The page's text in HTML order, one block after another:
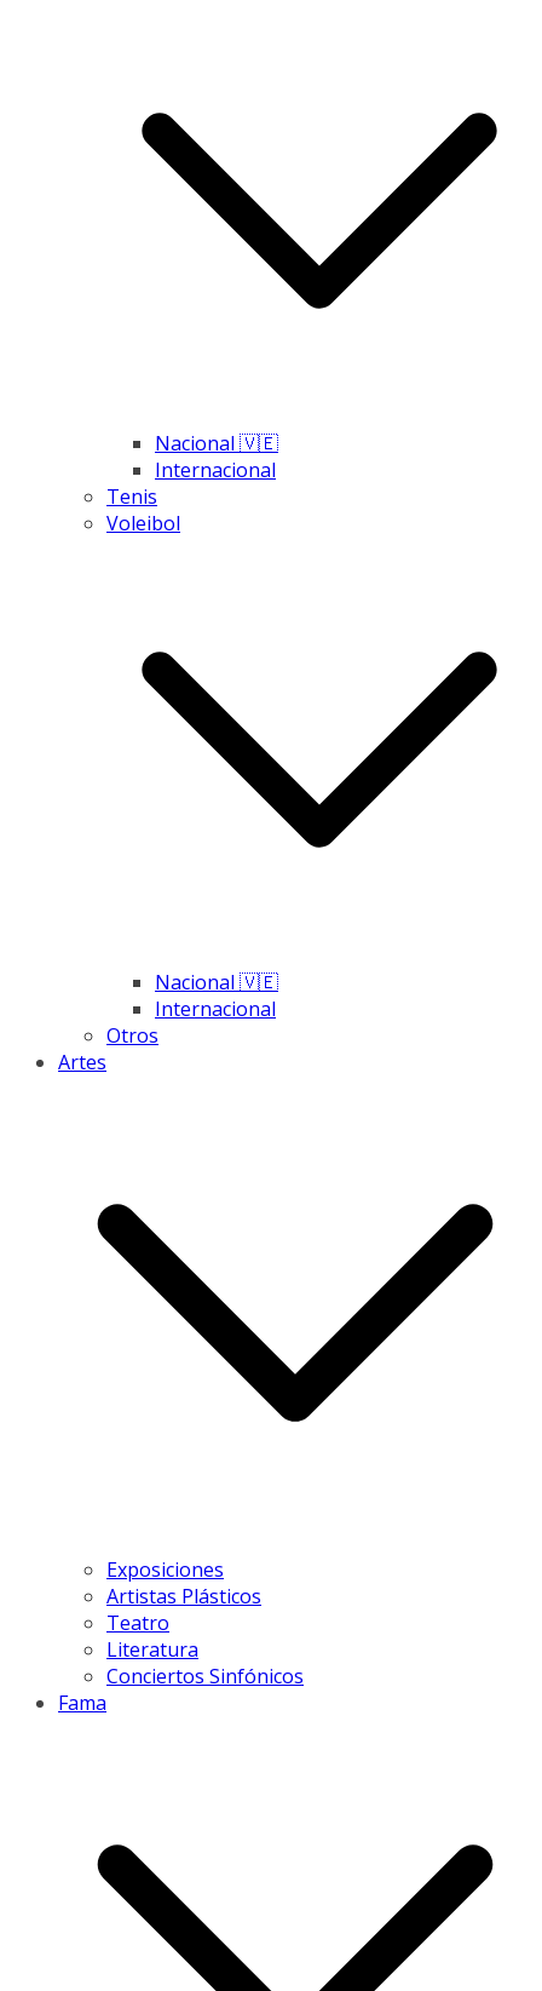
Nacional 🇻🇪
Internacional
Tenis
Voleibol
Nacional 🇻🇪
Internacional
Otros
Artes
Exposiciones
Artistas Plásticos
Teatro
Literatura
Conciertos Sinfónicos
Fama